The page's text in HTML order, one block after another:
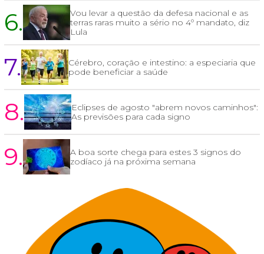
6.
Vou levar a questão da defesa nacional e as
terras raras muito a sério no 4º mandato, diz
Lula
7.
Cérebro, coração e intestino: a especiaria que
pode beneficiar a saúde
8.
Eclipses de agosto "abrem novos caminhos":
As previsões para cada signo
9.
A boa sorte chega para estes 3 signos do
zodíaco já na próxima semana